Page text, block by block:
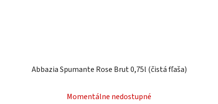
Abbazia Spumante Rose Brut 0,75l (čistá fľaša)
Momentálne nedostupné